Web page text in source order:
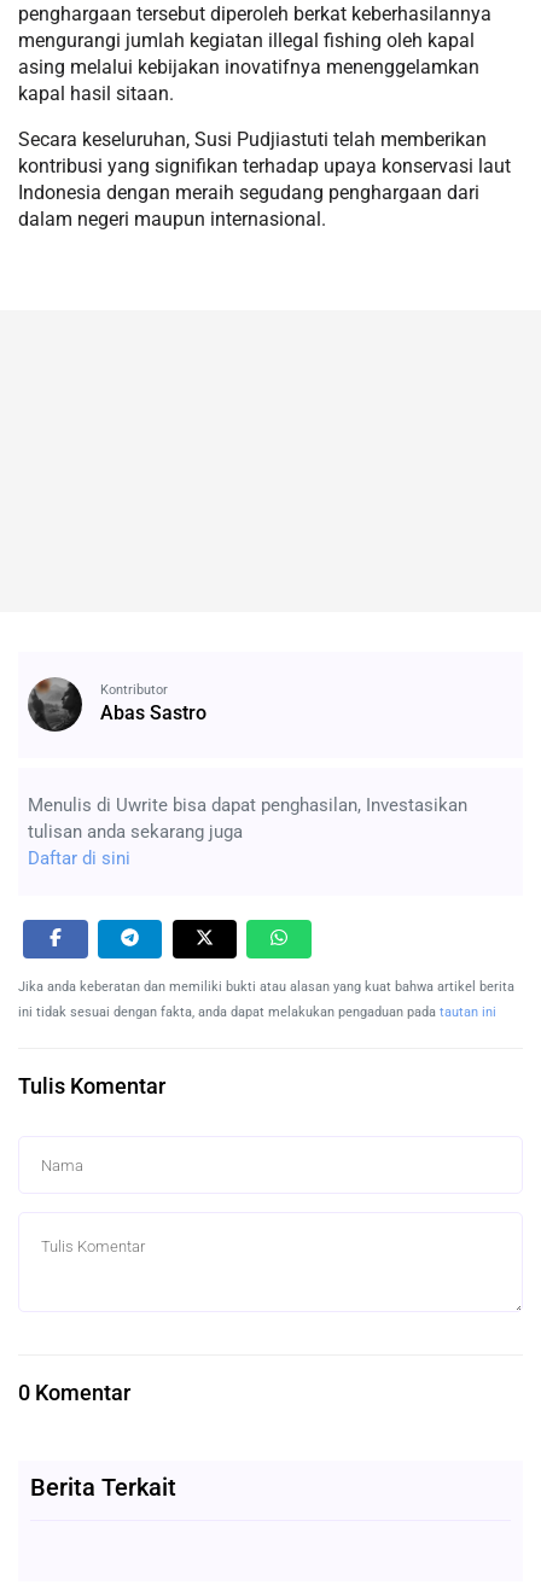
penghargaan tersebut diperoleh berkat keberhasilannya
mengurangi jumlah kegiatan illegal fishing oleh kapal
asing melalui kebijakan inovatifnya menenggelamkan
kapal hasil sitaan.
Secara keseluruhan, Susi Pudjiastuti telah memberikan
kontribusi yang signifikan terhadap upaya konservasi laut
Indonesia dengan meraih segudang penghargaan dari
dalam negeri maupun internasional.
Kontributor
Abas Sastro
Menulis di Uwrite bisa dapat penghasilan, Investasikan
tulisan anda sekarang juga
Daftar di sini
Jika anda keberatan dan memiliki bukti atau alasan yang kuat bahwa artikel berita
ini tidak sesuai dengan fakta, anda dapat melakukan pengaduan pada tautan ini
Tulis Komentar
0 Komentar
Berita Terkait